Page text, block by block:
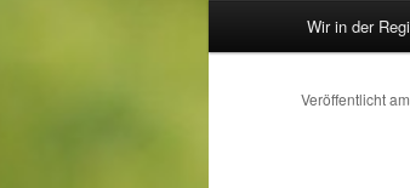
Wir in der
Veröffentlicht am